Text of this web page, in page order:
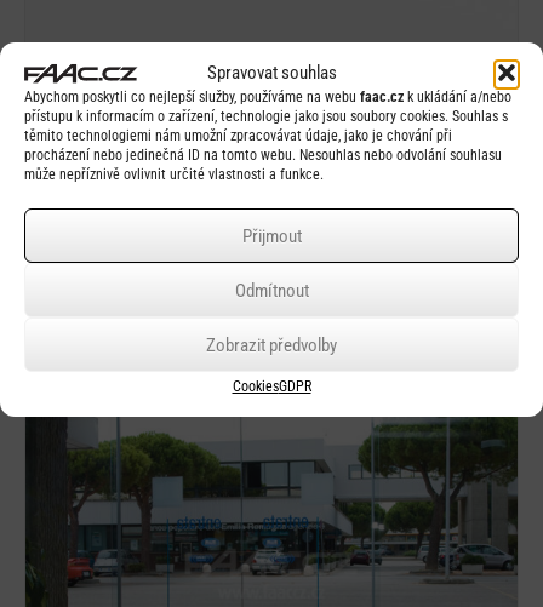
Spravovat souhlas
Abychom poskytli co nejlepší služby, používáme na webu faac.cz k ukládání a/nebo
přístupu k informacím o zařízení, technologie jako jsou soubory cookies. Souhlas s
těmito technologiemi nám umožní zpracovávat údaje, jako je chování při
procházení nebo jedinečná ID na tomto webu. Nesouhlas nebo odvolání souhlasu
může nepříznivě ovlivnit určité vlastnosti a funkce.
Přijmout
Odmítnout
Zobrazit předvolby
CookiesGDPR
Rychlý náhled
FAAC T20 I